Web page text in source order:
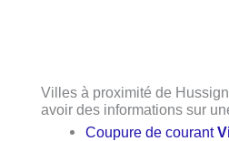
Villes à proximité de
avoir des informations sur
Coupure de courant